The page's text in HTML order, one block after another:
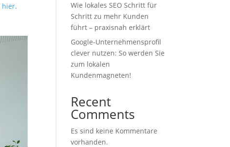
hier.
Wie lokales SEO Schritt für
Schritt zu mehr Kunden
führt – praxisnah erklärt
Google-Unternehmensprofil
clever nutzen: So werden Sie
zum lokalen
Kundenmagneten!
Recent
Comments
Es sind keine Kommentare
vorhanden.